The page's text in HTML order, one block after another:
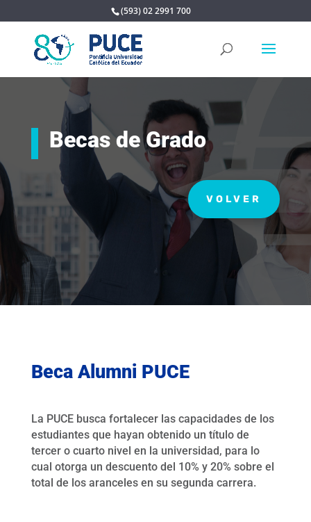
(593) 02 2991 700
Becas de Grado
VOLVER
Beca Alumni PUCE
La PUCE busca fortalecer las capacidades de los
estudiantes que hayan obtenido un título de
tercer o cuarto nivel en la universidad, para lo
cual otorga un descuento del 10% y 20% sobre el
total de los aranceles en su segunda carrera.